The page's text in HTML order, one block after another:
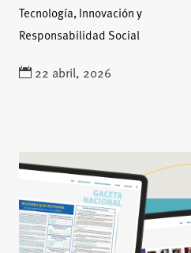
Tecnología, Innovación y
Responsabilidad Social
22 abril, 2026